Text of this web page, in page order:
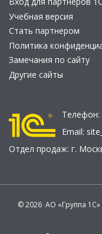
Учебная версия
Стать партнером
Политика
Замечания по сайту
Другие сайты
Телефон:
Email:
Отдел продаж: г.
© 2026 АО «Группа 1С»